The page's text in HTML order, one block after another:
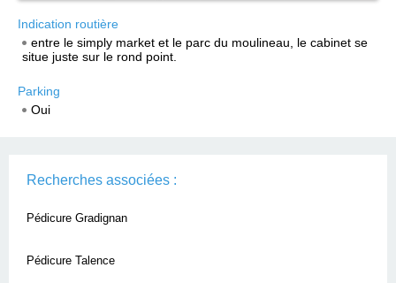
Indication routière
entre le simply market et le parc du moulineau, le cabinet se
situe juste sur le rond point.
Parking
Oui
Recherches associées :
Pédicure Gradignan
Pédicure Talence